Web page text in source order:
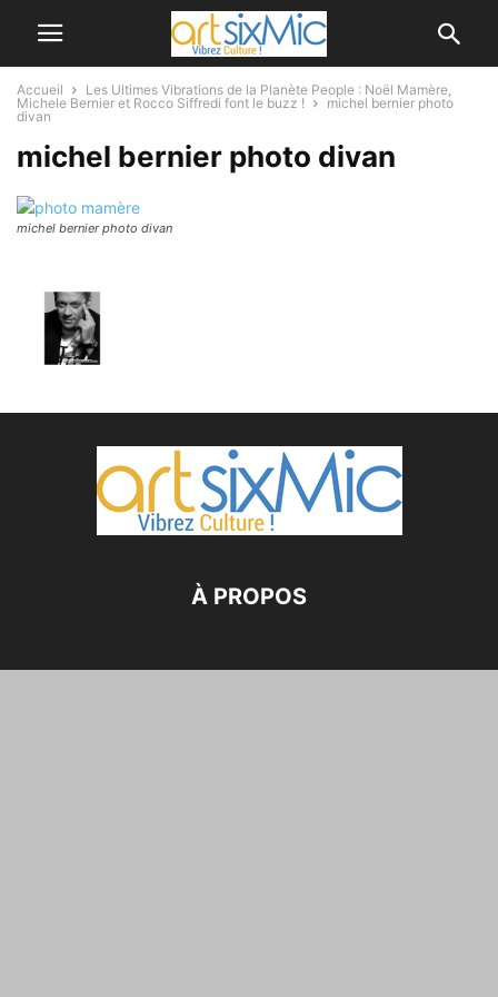
Accueil
Les Ultimes Vibrations de la Planète People : Noël Mamère,
Michele Bernier et Rocco Siffredi font le buzz !
michel bernier photo
divan
michel bernier photo divan
michel bernier photo divan
À PROPOS